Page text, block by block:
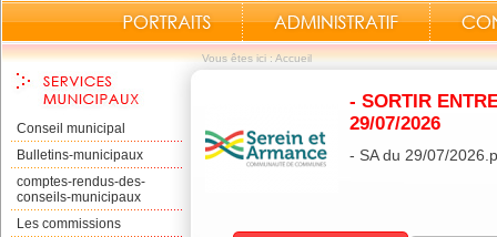
Vous êtes ici :Accueil
Conseil municipal
Bulletins-municipaux
comptes-rendus-des-
conseils-municipaux
Les commissions
- SORTIR
29/07/2026
- SA du 29/07/